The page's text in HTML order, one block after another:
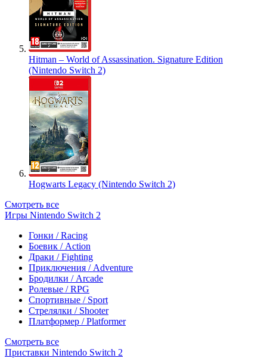
Hitman – World of Assassination. Signature Edition
(Nintendo Switch 2)
Hogwarts Legacy (Nintendo Switch 2)
Смотреть все
Игры Nintendo Switch 2
Гонки / Racing
Боевик / Action
Драки / Fighting
Приключения / Adventure
Бродилки / Arcade
Ролевые / RPG
Спортивные / Sport
Стрелялки / Shooter
Платформер / Platformer
Смотреть все
Приставки Nintendo Switch 2